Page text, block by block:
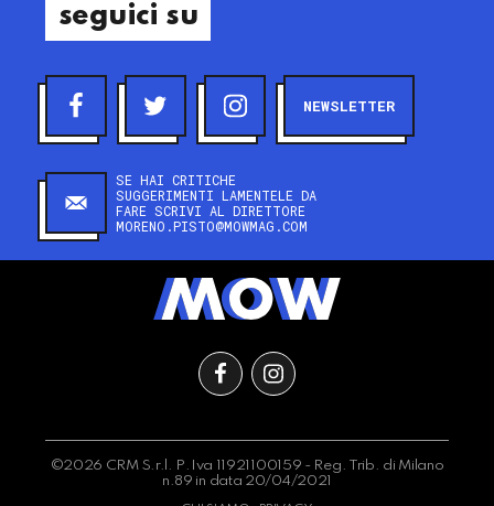
seguici su
NEWSLETTER
SE HAI CRITICHE
SUGGERIMENTI LAMENTELE DA
FARE SCRIVI AL DIRETTORE
MORENO.PISTO@MOWMAG.COM
©2026 CRM S.r.l. P.Iva 11921100159 - Reg. Trib. di Milano
n.89 in data 20/04/2021